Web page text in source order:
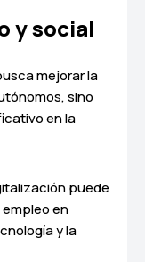
y social
mejorar la
sino
en la
puede
en
y la